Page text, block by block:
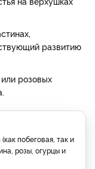
развитию
розовых
побеговая, так и
розы, огурцы и